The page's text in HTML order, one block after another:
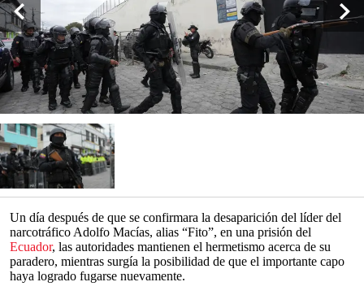
Un día después de que se confirmara la desaparición del líder del
narcotráfico Adolfo Macías, alias “Fito”, en una prisión del
Ecuador, las autoridades mantienen el hermetismo acerca de su
paradero, mientras surgía la posibilidad de que el importante capo
haya logrado fugarse nuevamente.